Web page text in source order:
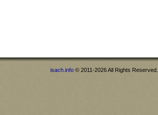
isach.info © 2011-2026 All Rights Reserved.